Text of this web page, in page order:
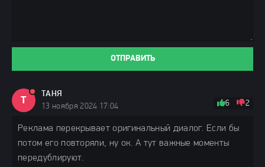
ОТПРАВИТЬ
Т
ТАНЯ
13 ноября 2024 17:04
6 2
Реклама перекрывает оригинальный диалог. Если бы
потом его повторяли, ну ок. А тут важные моменты
передублируют.